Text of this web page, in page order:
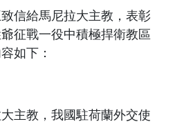
信給馬尼拉大主教，表彰
征戰一役中積極捍衛教區
如下：
主教，我國駐荷蘭外交使